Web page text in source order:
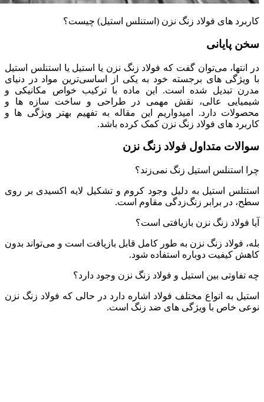
کاربرد های فولاد زنگ نزن (استنلس استیل) چیست؟
سخن پایانی
در انتها، می‌توان گفت که فولاد زنگ نزن یا استیل یا استنلس استیل
با ویژگی‌ های برجسته خود به یکی از اساسی‌ترین مواد در دنیای
مدرن تبدیل شده است. این ماده با ترکیب خواص مکانیکی و
شیمیایی عالی، نقش مهمی در طراحی و ساخت سازه‌ ها و
محصولات دارد. امیدواریم این مقاله به تفهیم بهتر ویژگی‌ ها و
کاربرد های فولاد زنگ نزن کمک کرده باشد.
سوالات متداول فولاد زنگ نزن
چرا استنلس استیل زنگ نمی‌زند؟
استنلس استیل به دلیل وجود کروم و تشکیل لایه اکسیدی بر روی
سطح، در برابر زنگ‌زدگی مقاوم است.
آیا فولاد زنگ نزن بازیافتی است؟
بله، فولاد زنگ نزن به طور کامل قابل بازیافت است و می‌تواند بدون
کاهش کیفیت دوباره استفاده شود.
چه تفاوتی بین استیل و فولاد زنگ نزن وجود دارد؟
استیل به انواع مختلف فولاد اشاره دارد در حالی که فولاد زنگ نزن
نوعی خاص با ویژگی‌ های ضد زنگ است.